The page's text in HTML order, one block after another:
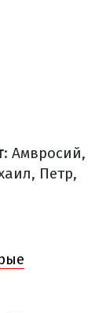
: Амвросий,
Петр,